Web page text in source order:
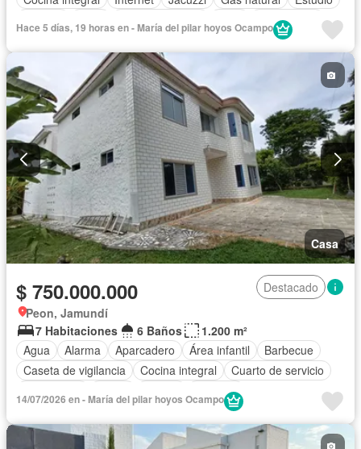
Área infantil
Acceso para personas con discapacidad
Jardín
Caseta de vigilancia
Sauna
Seguridad privada Piscina
Hace 5 días, 19 horas en - María del pilar hoyos Ocampo
Casa
$ 750.000.000
Destacado
Peon, Jamundí
7 Habitaciones
6 Baños
1.200 m²
Agua
Alarma Aparcadero Área infantil
Barbecue
Caseta de vigilancia
Cocina integral
Cuarto de servicio
Vigilante
14/07/2026 en - María del pilar hoyos Ocampo